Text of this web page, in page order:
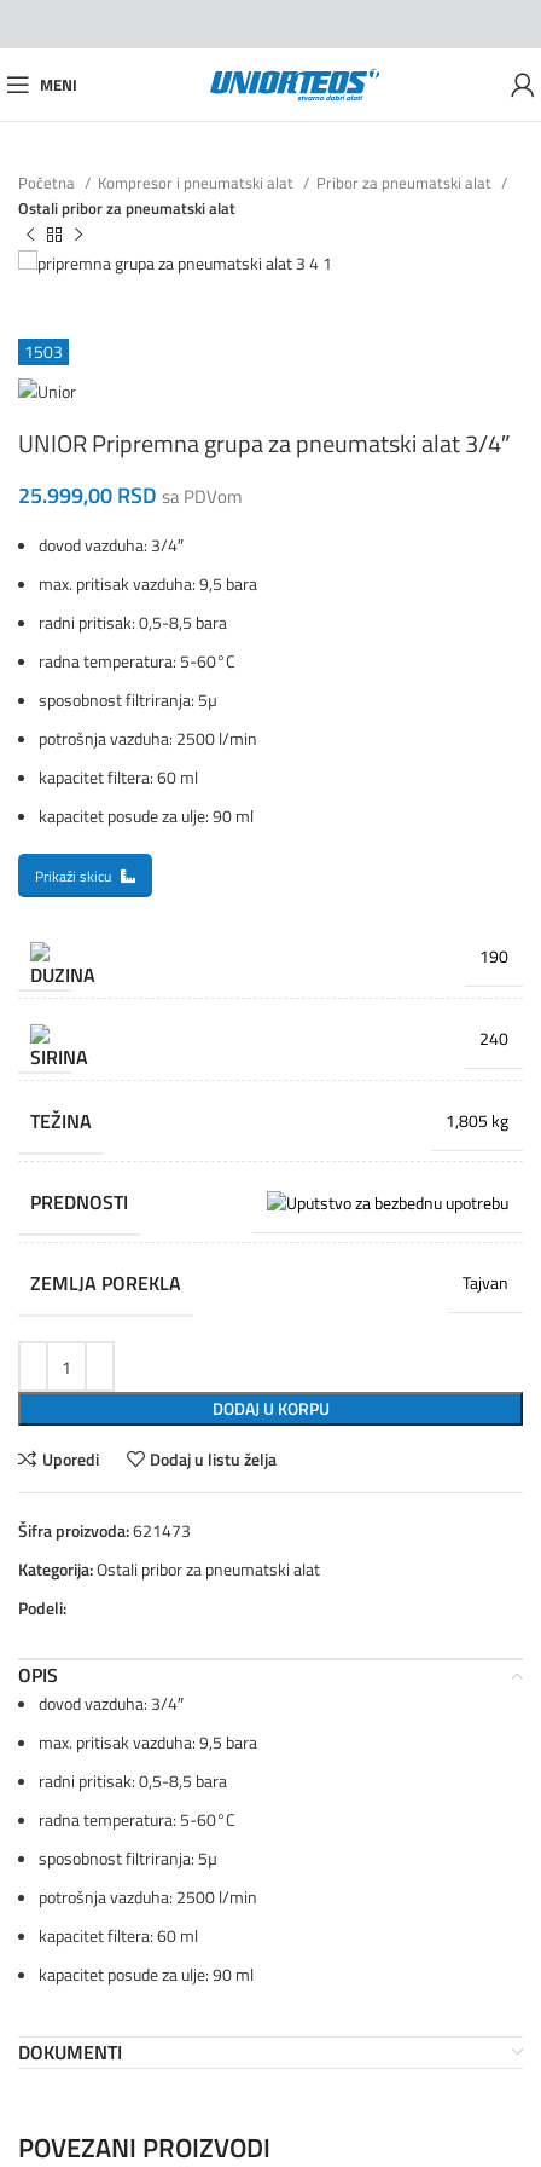
MENI
Početna Kompresor i pneumatski alat
Pribor za pneumatski alat
Ostali pribor za pneumatski alat
1503
UNIOR Pripremna grupa za pneumatski alat 3/4″
25.999,00RSD sa PDVom
dovod vazduha: 3/4″
max. pritisak vazduha: 9,5 bara
radni pritisak: 0,5-8,5 bara
radna temperatura: 5-60°C
sposobnost filtriranja: 5µ
potrošnja vazduha: 2500 l/min
kapacitet filtera: 60 ml
kapacitet posude za ulje: 90 ml
Prikaži skicu
190
240
TEŽINA 1,805 kg
PREDNOSTI
ZEMLJA POREKLA Tajvan
DODAJ U KORPU
Uporedi
Dodaj u listu želja
Šifra proizvoda:621473
Kategorija:Ostali pribor za pneumatski alat
Podeli:
OPIS
dovod vazduha: 3/4″
max. pritisak vazduha: 9,5 bara
radni pritisak: 0,5-8,5 bara
radna temperatura: 5-60°C
sposobnost filtriranja: 5µ
potrošnja vazduha: 2500 l/min
kapacitet filtera: 60 ml
kapacitet posude za ulje: 90 ml
DOKUMENTI
POVEZANI PROIZVODI